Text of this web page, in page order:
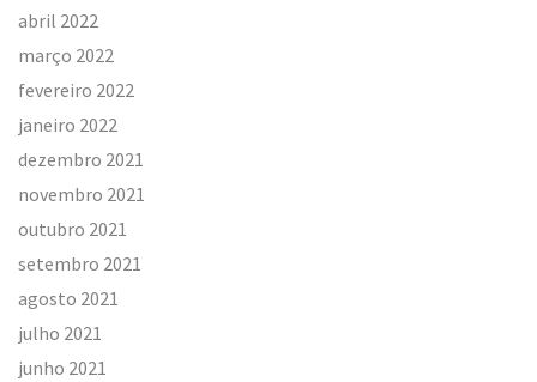
abril 2022
março 2022
fevereiro 2022
janeiro 2022
dezembro 2021
novembro 2021
outubro 2021
setembro 2021
agosto 2021
julho 2021
junho 2021